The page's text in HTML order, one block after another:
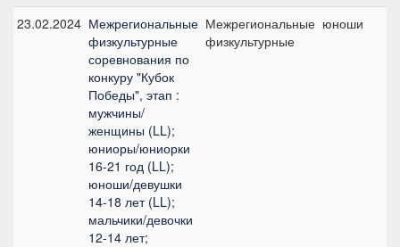
23.02.2024 Межрегиональные
физкультурные
соревнования по
конкуру "Кубок
Победы", этап :
мужчины/
женщины (LL);
юниоры/юниорки
16-21 год (LL);
юноши/девушки
14-18 лет (LL);
мальчики/девочки
12-14 лет;
Межрегиональные
физкультурные
юноши